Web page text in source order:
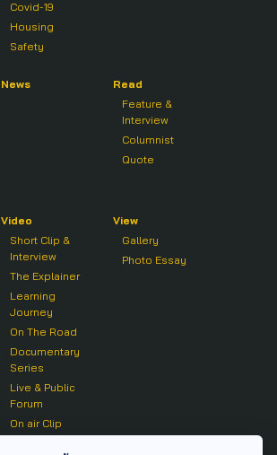
Covid-19
Housing
Safety
News
Read
Feature &
Interview
Columnist
Quote
Video
Short Clip &
Interview
The Explainer
Learning
Journey
On The Road
Documentary
Series
Live & Public
Forum
On air Clip
View
Gallery
Photo Essay